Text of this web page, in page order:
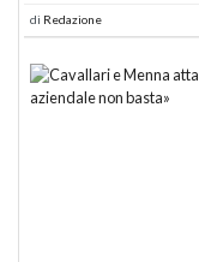
di Redazione